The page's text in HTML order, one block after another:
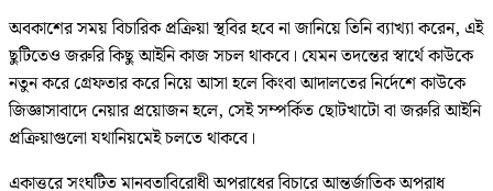
অবকাশের সময় বিচারিক প্রক্রিয়া স্থবির হবে না জানিয়ে তিনি ব্যাখ্যা করেন, এই
ছুটিতেও জরুরি কিছু আইনি কাজ সচল থাকবে। যেমন তদন্তের স্বার্থে কাউকে
নতুন করে গ্রেফতার করে নিয়ে আসা হলে কিংবা আদালতের নির্দেশে কাউকে
জিজ্ঞাসাবাদে নেয়ার প্রয়োজন হলে, সেই সম্পর্কিত ছোটখাটো বা জরুরি আইনি
প্রক্রিয়াগুলো যথানিয়মেই চলতে থাকবে।
একাত্তরে সংঘটিত মানবতাবিরোধী অপরাধের বিচারে আন্তর্জাতিক অপরাধ